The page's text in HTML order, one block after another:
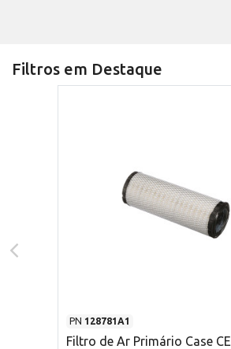
Filtros em Destaque
PN 128781A1
Filtro de Ar Primário Case CE